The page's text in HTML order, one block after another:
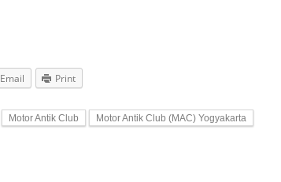
Email Print
Motor Antik Club
Motor Antik Club (MAC) Yogyakarta